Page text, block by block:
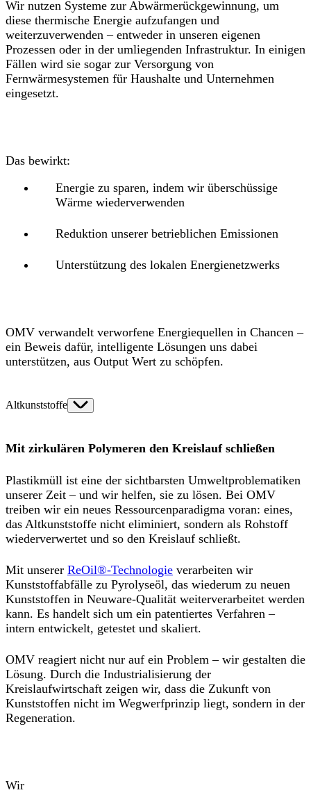
Wir nutzen Systeme zur Abwärmerückgewinnung, um
diese thermische Energie aufzufangen und
weiterzuverwenden – entweder in unseren eigenen
Prozessen oder in der umliegenden Infrastruktur. In einigen
Fällen wird sie sogar zur Versorgung von
Fernwärmesystemen für Haushalte und Unternehmen
eingesetzt.
Das bewirkt:
Energie zu sparen, indem wir überschüssige
Wärme wiederverwenden
Reduktion unserer betrieblichen Emissionen
Unterstützung des lokalen Energienetzwerks
OMV verwandelt verworfene Energiequellen in Chancen –
ein Beweis dafür, intelligente Lösungen uns dabei
unterstützen, aus Output Wert zu schöpfen.
Altkunststoffe
Mit zirkulären Polymeren den Kreislauf schließen
Plastikmüll ist eine der sichtbarsten Umweltproblematiken
unserer Zeit – und wir helfen, sie zu lösen. Bei OMV
treiben wir ein neues Ressourcenparadigma voran: eines,
das Altkunststoffe nicht eliminiert, sondern als Rohstoff
wiederverwertet und so den Kreislauf schließt.
Mit unserer ReOil®-Technologie verarbeiten wir
Kunststoffabfälle zu Pyrolyseöl, das wiederum zu neuen
Kunststoffen in Neuware-Qualität weiterverarbeitet werden
kann. Es handelt sich um ein patentiertes Verfahren –
intern entwickelt, getestet und skaliert.
OMV reagiert nicht nur auf ein Problem – wir gestalten die
Lösung. Durch die Industrialisierung der
Kreislaufwirtschaft zeigen wir, dass die Zukunft von
Kunststoffen nicht im Wegwerfprinzip liegt, sondern in der
Regeneration.
Wir